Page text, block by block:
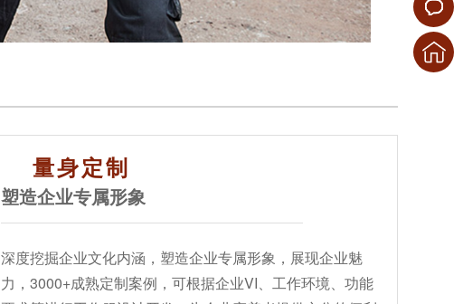
量身定制
塑造企业专属形象
深度挖掘企业文化内涵，塑造企业专属形象，展现企业魅
力，3000+成熟定制案例，可根据企业VI、工作环境、功能